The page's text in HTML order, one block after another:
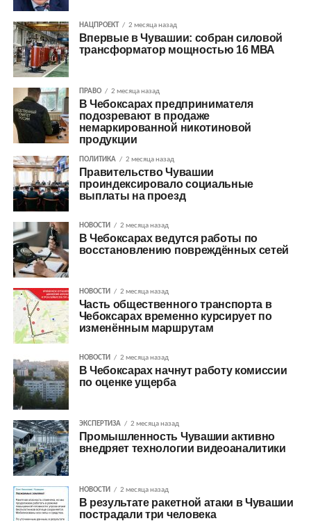
НАЦПРОЕКТ 2 месяца назад
Впервые в Чувашии: собран силовой
трансформатор мощностью 16 МВА
ПРАВО 2 месяца назад
В Чебоксарах предпринимателя
подозревают в продаже
немаркированной никотиновой
продукции
ПОЛИТИКА 2 месяца назад
Правительство Чувашии
проиндексировало социальные
выплаты на проезд
НОВОСТИ 2 месяца назад
В Чебоксарах ведутся работы по
восстановлению повреждённых сетей
НОВОСТИ 2 месяца назад
Часть общественного транспорта в
Чебоксарах временно курсирует по
изменённым маршрутам
НОВОСТИ 2 месяца назад
В Чебоксарах начнут работу комиссии
по оценке ущерба
ЭКСПЕРТИЗА 2 месяца назад
Промышленность Чувашии активно
внедряет технологии видеоаналитики
НОВОСТИ 2 месяца назад
В результате ракетной атаки в Чувашии
пострадали три человека